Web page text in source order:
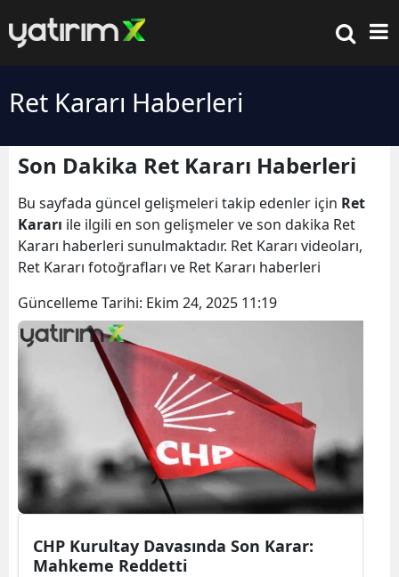
Ret Kararı Haberleri
Son Dakika Ret Kararı Haberleri
Bu sayfada güncel gelişmeleri takip edenler için Ret
Kararı ile ilgili en son gelişmeler ve son dakika Ret
Kararı haberleri sunulmaktadır. Ret Kararı videoları,
Ret Kararı fotoğrafları ve Ret Kararı haberleri
Güncelleme Tarihi: Ekim 24, 2025 11:19
CHP Kurultay Davasında Son Karar:
Mahkeme Reddetti